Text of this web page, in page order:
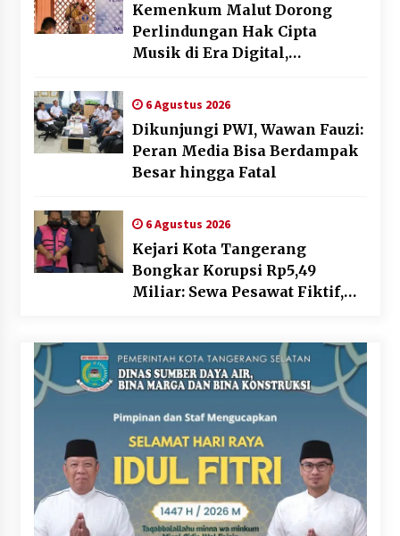
Kemenkum Malut Dorong
Perlindungan Hak Cipta
Musik di Era Digital,
Gratis dan Penguatan Royalti
6 Agustus 2026
Dikunjungi PWI, Wawan Fauzi:
Peran Media Bisa Berdampak
Besar hingga Fatal
6 Agustus 2026
Kejari Kota Tangerang
Bongkar Korupsi Rp5,49
Miliar: Sewa Pesawat Fiktif,